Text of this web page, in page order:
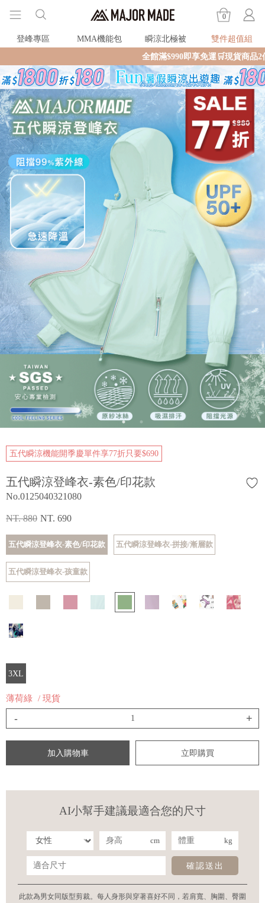
0
登峰專區 MMA機能包 瞬涼北極被
雙件超值組
全館滿$990即享免運🛒現貨商品2個工作天內火速
五代瞬涼機能開季慶單件享77折只要$690
五代瞬涼登峰衣-素色/印花款
No.0125040321080
NT. 880 NT. 690
五代瞬涼登峰衣-素色/印花款 五代瞬涼登峰衣-拼接/漸層款
五代瞬涼登峰衣-孩童款
3XL
薄荷綠 / 現貨
- +
加入購物車 立即購買
AI小幫手建議最適合您的尺寸
cm kg
確認送出
此款為男女同版型剪裁。每人身形與穿著喜好不同，若肩寬、胸圍、臀圍